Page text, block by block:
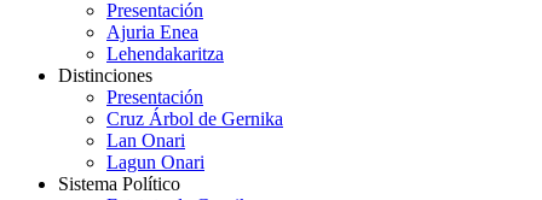
Presentación
Ajuria Enea
Lehendakaritza
Distinciones
Presentación
Cruz Árbol de Gernika
Lan Onari
Lagun Onari
Sistema Político